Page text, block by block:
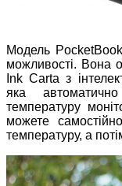
Модель
можливості. Вона
Ink Carta з
яка
температуру
можете
температуру, а